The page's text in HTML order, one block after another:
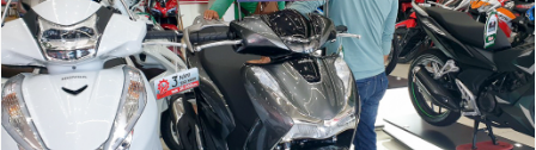
Hotline
0906 645 777
Liên hệ quảng cáo
0908 780 404
Đặt báo Quảng cáo RSS Tòa soạn Chính sách bảo